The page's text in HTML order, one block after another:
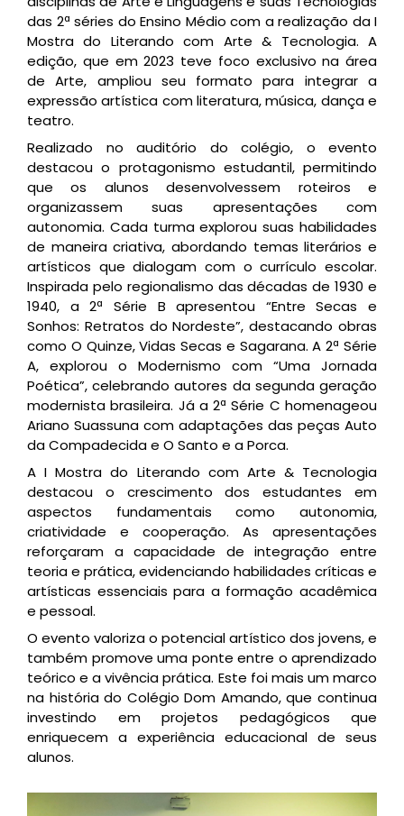
das 2ª séries do Ensino Médio com a realização da I
Mostra do Literando com Arte & Tecnologia. A
edição, que em 2023 teve foco exclusivo na área
de Arte, ampliou seu formato para integrar a
expressão artística com literatura, música, dança e
teatro.
Realizado no auditório do colégio, o evento
destacou o protagonismo estudantil, permitindo
que os alunos desenvolvessem roteiros e
organizassem suas apresentações com
autonomia. Cada turma explorou suas habilidades
de maneira criativa, abordando temas literários e
artísticos que dialogam com o currículo escolar.
Inspirada pelo regionalismo das décadas de 1930 e
1940, a 2ª Série B apresentou “Entre Secas e
Sonhos: Retratos do Nordeste”, destacando obras
como O Quinze, Vidas Secas e Sagarana. A 2ª Série
A, explorou o Modernismo com “Uma Jornada
Poética”, celebrando autores da segunda geração
modernista brasileira. Já a 2ª Série C homenageou
Ariano Suassuna com adaptações das peças Auto
da Compadecida e O Santo e a Porca.
A I Mostra do Literando com Arte & Tecnologia
destacou o crescimento dos estudantes em
aspectos fundamentais como autonomia,
criatividade e cooperação. As apresentações
reforçaram a capacidade de integração entre
teoria e prática, evidenciando habilidades críticas e
artísticas essenciais para a formação acadêmica
e pessoal.
O evento valoriza o potencial artístico dos jovens, e
também promove uma ponte entre o aprendizado
teórico e a vivência prática. Este foi mais um marco
na história do Colégio Dom Amando, que continua
investindo em projetos pedagógicos que
enriquecem a experiência educacional de seus
alunos.